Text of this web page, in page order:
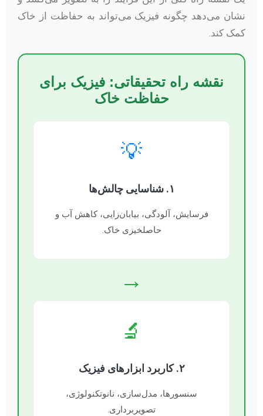
نشان می‌دهد چگونه فیزیک می‌تواند به حفاظت از خاک
کمک کند.
نقشه راه تحقیقاتی: فیزیک برای
حفاظت خاک
💡
۱. شناسایی چالش‌ها
فرسایش، آلودگی، بیابان‌زایی، کاهش آب و
حاصلخیزی خاک.
→
🔬
۲. کاربرد ابزارهای فیزیک
سنسورها، مدل‌سازی، نانوتکنولوژی،
تصویربرداری.